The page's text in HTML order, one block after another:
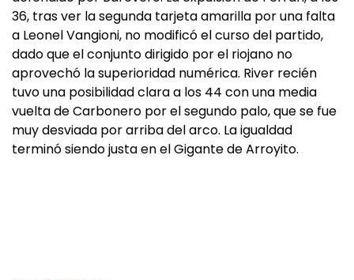
36, tras ver la segunda tarjeta amarilla por una falta
a Leonel Vangioni, no modificó el curso del partido,
dado que el conjunto dirigido por el riojano no
aprovechó la superioridad numérica. River recién
tuvo una posibilidad clara a los 44 con una media
vuelta de Carbonero por el segundo palo, que se fue
muy desviada por arriba del arco. La igualdad
terminó siendo justa en el Gigante de Arroyito.